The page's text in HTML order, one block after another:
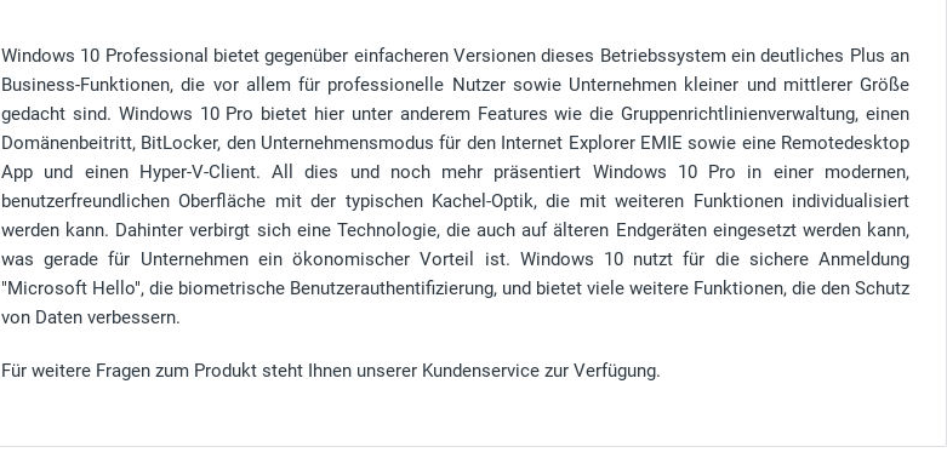
Windows 10 Professional bietet gegenüber einfacheren Versionen dieses Betriebssystem ein deutliches Plus an
Business-Funktionen, die vor allem für professionelle Nutzer sowie Unternehmen kleiner und mittlerer Größe
gedacht sind. Windows 10 Pro bietet hier unter anderem Features wie die Gruppenrichtlinienverwaltung, einen
Domänenbeitritt, BitLocker, den Unternehmensmodus für den Internet Explorer EMIE sowie eine Remotedesktop
App und einen Hyper-V-Client. All dies und noch mehr präsentiert Windows 10 Pro in einer modernen,
benutzerfreundlichen Oberfläche mit der typischen Kachel-Optik, die mit weiteren Funktionen individualisiert
werden kann. Dahinter verbirgt sich eine Technologie, die auch auf älteren Endgeräten eingesetzt werden kann,
was gerade für Unternehmen ein ökonomischer Vorteil ist. Windows 10 nutzt für die sichere Anmeldung
"Microsoft Hello", die biometrische Benutzerauthentifizierung, und bietet viele weitere Funktionen, die den Schutz
von Daten verbessern.
Für weitere Fragen zum Produkt steht Ihnen unserer Kundenservice zur Verfügung.